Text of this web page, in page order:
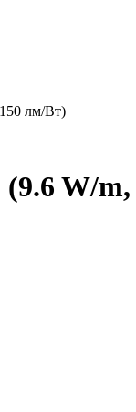
лм/Вт)
(9.6 W/